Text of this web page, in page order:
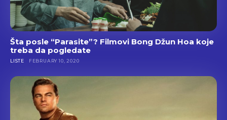
Šta posle “Parasite”? Filmovi Bong Džun Hoa koje
treba da pogledate
LISTE FEBRUARY 10, 2020